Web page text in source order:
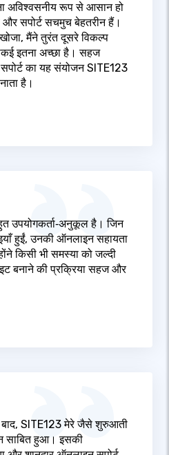
अविश्वसनीय रूप से आसान हो
और सपोर्ट सचमुच बेहतरीन हैं।
मैंने तुरंत दूसरे विकल्प
इतना अच्छा है। सहज
का यह संयोजन SITE123
है।
उपयोगकर्ता‑अनुकूल है। जिन
हुईं, उनकी ऑनलाइन सहायता
किसी भी समस्या को जल्दी
बनाने की प्रक्रिया सहज और
SITE123 मेरे जैसे शुरुआती
साबित हुआ। इसकी